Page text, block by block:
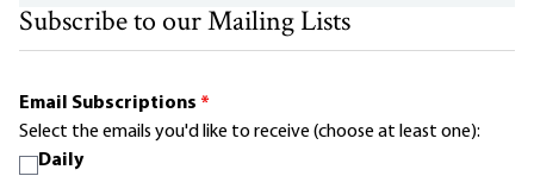
Subscribe to our Mailing Lists
Email Subscriptions *
Select the emails you'd like to receive (choose at least one):
Daily